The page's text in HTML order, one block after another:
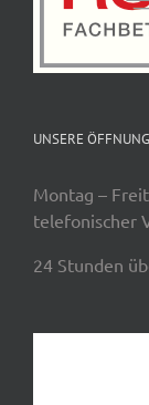
UNSERE
Montag –
telefonischer
24 Stunden